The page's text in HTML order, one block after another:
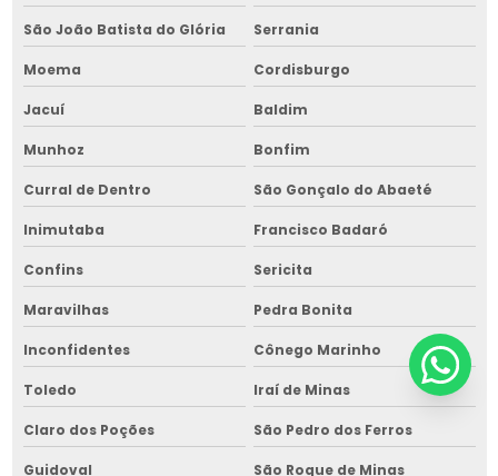
São João Batista do Glória Serrania
Moema Cordisburgo
Jacuí Baldim
Munhoz Bonfim
Curral de Dentro São Gonçalo do Abaeté
Inimutaba Francisco Badaró
Confins Sericita
Maravilhas Pedra Bonita
Inconfidentes Cônego Marinho
Toledo Iraí de Minas
Claro dos Poções São Pedro dos Ferros
Guidoval São Roque de Minas